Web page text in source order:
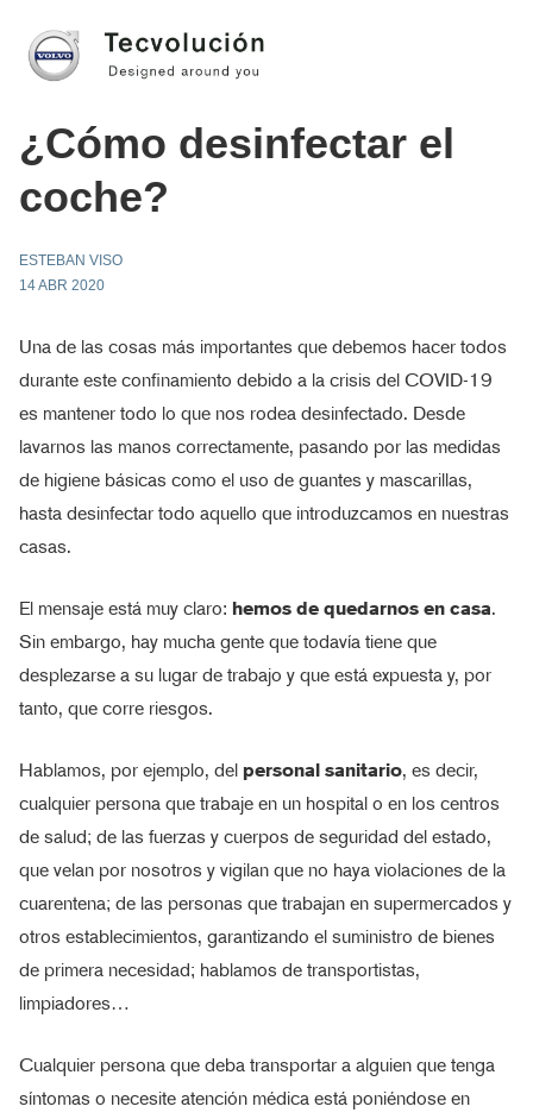
¿Cómo desinfectar el
coche?
ESTEBAN VISO
14 ABR 2020
Una de las cosas más importantes que debemos hacer todos
durante este confinamiento debido a la crisis del COVID-19
es mantener todo lo que nos rodea desinfectado. Desde
lavarnos las manos correctamente, pasando por las medidas
de higiene básicas como el uso de guantes y mascarillas,
hasta desinfectar todo aquello que introduzcamos en nuestras
casas.
El mensaje está muy claro: hemos de quedarnos en casa.
Sin embargo, hay mucha gente que todavía tiene que
desplezarse a su lugar de trabajo y que está expuesta y, por
tanto, que corre riesgos.
Hablamos, por ejemplo, del personal sanitario, es decir,
cualquier persona que trabaje en un hospital o en los centros
de salud; de las fuerzas y cuerpos de seguridad del estado,
que velan por nosotros y vigilan que no haya violaciones de la
cuarentena; de las personas que trabajan en supermercados y
otros establecimientos, garantizando el suministro de bienes
de primera necesidad; hablamos de transportistas,
limpiadores…
Cualquier persona que deba transportar a alguien que tenga
síntomas o necesite atención médica está poniéndose en